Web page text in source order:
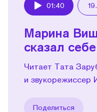
01:40
Марина
сказал
Читает Тата
и звукорежиссер
Поделиться